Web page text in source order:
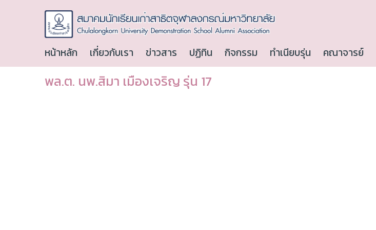
หน้าหลัก เกี่ยวกับเรา ข่าวสาร ปฏิทิน กิจกรรม ทำเนียบรุ่น คณาจารย์
พล.ต. นพ.สิมา เมืองเจริญ รุ่น 17